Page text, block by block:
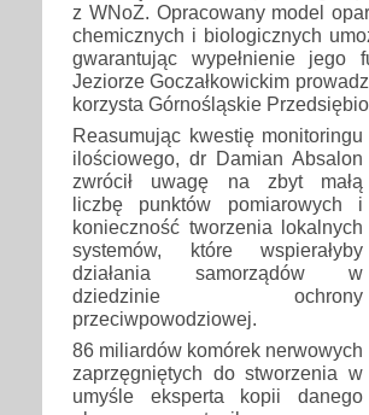
z WNoZ. Opracowany model
chemicznych i biologicznych
gwarantując wypełnienie jego
Jeziorze Goczałkowickim
korzysta Górnośląskie
Reasumując kwestię monitoringu
ilościowego, dr Damian Absalon
zwrócił uwagę na zbyt małą
liczbę punktów pomiarowych i
konieczność tworzenia lokalnych
systemów, które wspierałyby
działania samorządów w
dziedzinie ochrony
przeciwpowodziowej.
86 miliardów komórek nerwowych
zaprzęgniętych do stworzenia w
umyśle eksperta kopii danego